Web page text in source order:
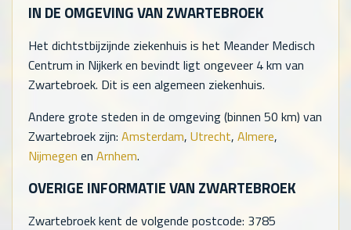
IN DE OMGEVING VAN ZWARTEBROEK
Het dichtstbijzijnde ziekenhuis is het Meander Medisch
Centrum in Nijkerk en bevindt ligt ongeveer 4 km van
Zwartebroek. Dit is een algemeen ziekenhuis.
Andere grote steden in de omgeving (binnen 50 km) van
Zwartebroek zijn: Amsterdam, Utrecht, Almere,
Nijmegen en Arnhem.
OVERIGE INFORMATIE VAN ZWARTEBROEK
Zwartebroek kent de volgende postcode: 3785